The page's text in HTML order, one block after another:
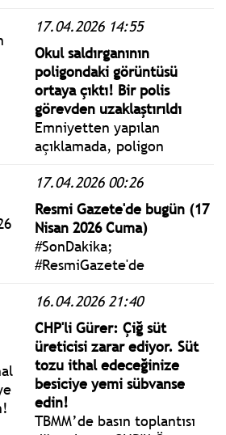
hisselerinin satışı için Yeni
Mağazacılık AŞ'yle
anlaşmaya varıldı. Devir
işleminin, Rekabet Kurulu
onayının ardından
tamamlanması bekleniyor.
17.04.2026 14:55
Okul saldırganının
poligondaki görüntüsü
ortaya çıktı! Bir polis
görevden uzaklaştırıldı
Emniyetten yapılan
açıklamada, poligon
M.Y.’nin aynı gün görevden
uzaklaştırıldığı ve
soruşturma başlatıldığını
bildirildi.
17.04.2026 00:26
Resmi Gazete'de bugün (17
Nisan 2026 Cuma)
#SonDakika;
#ResmiGazete'de
Cuma yönetmelik, genelge
ve tebliğler
takip edebilirsiniz.
16.04.2026 21:40
CHP'li Gürer: Çiğ süt
üreticisi zarar ediyor. Süt
tozu ithal edeceğinize
besiciye yemi sübvanse
edin!
TBMM’de basın toplantısı